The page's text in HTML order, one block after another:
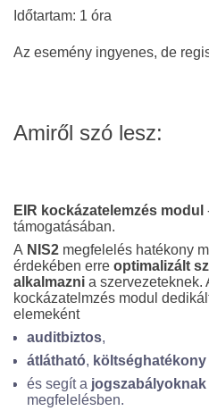
Időtartam: 1 óra
Az esemény ingyenes, de
Amiről szó lesz:
EIR kockázatelemzés modul
támogatásában.
A NIS2 megfelelés hatékony
érdekében erre optimalizált
alkalmazni a szervezeteknek.
kockázatelmzés modul
elemeként
auditbiztos,
átlátható, költséghatékony
és segít a jogszabályoknak
megfelelésben.